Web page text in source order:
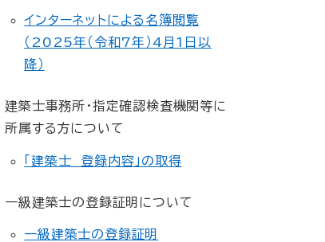
インターネットによる名簿閲覧
（2025年（令和7年）4月1日以
降）
建築士事務所・指定確認検査機関等に
所属する方について
「建築士 登録内容」の取得
一級建築士の登録証明について
一級建築士の登録証明